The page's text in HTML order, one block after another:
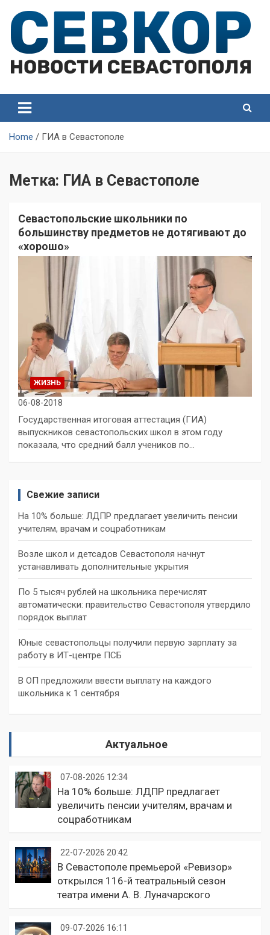
content
Севастополя
Севастополя
Home ГИА в Севастополе
Метка: ГИА в Севастополе
Севастопольские школьники по
большинству предметов не дотягивают до
«хорошо»
ЖИЗНЬ
06-08-2018
Государственная итоговая аттестация (ГИА)
выпускников севастопольских школ в этом году
показала, что средний балл учеников по…
Свежие записи
На 10% больше: ЛДПР предлагает увеличить пенсии
учителям, врачам и соцработникам
Возле школ и детсадов Севастополя начнут
устанавливать дополнительные укрытия
По 5 тысяч рублей на школьника перечислят
автоматически: правительство Севастополя утвердило
порядок выплат
Юные севастопольцы получили первую зарплату за
работу в ИТ-центре ПСБ
В ОП предложили ввести выплату на каждого
школьника к 1 сентября
Актуальное
07-08-2026 12:34
На 10% больше: ЛДПР предлагает
увеличить пенсии учителям, врачам и
соцработникам
22-07-2026 20:42
В Севастополе премьерой «Ревизор»
открылся 116-й театральный сезон
театра имени А. В. Луначарского
09-07-2026 16:11